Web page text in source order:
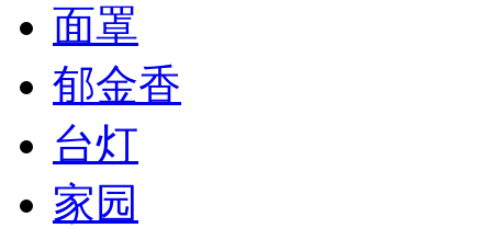
面罩
郁金香
台灯
家园